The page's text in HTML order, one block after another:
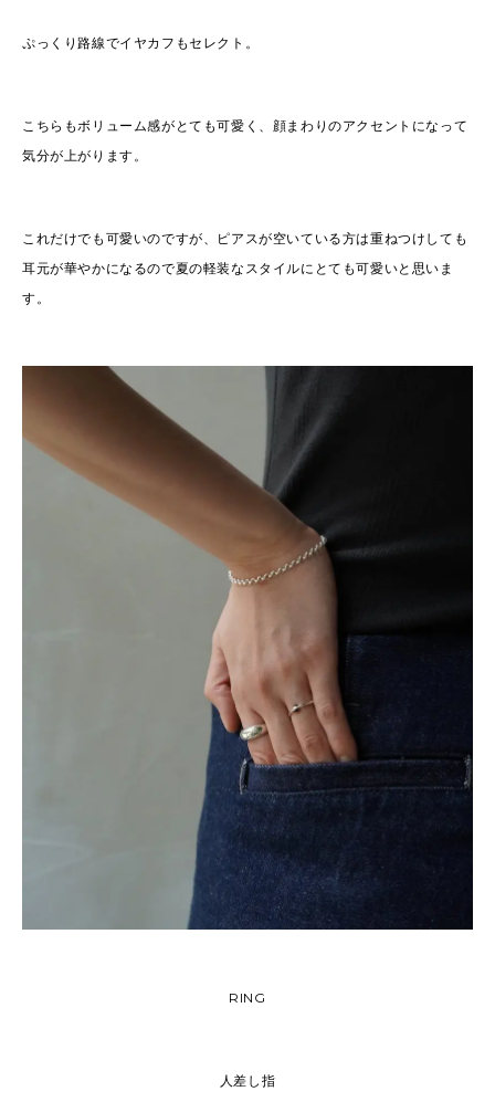
ぷっくり路線でイヤカフもセレクト。
こちらもボリューム感がとても可愛く、顔まわりのアクセントになって
気分が上がります。
これだけでも可愛いのですが、ピアスが空いている方は重ねつけしても
耳元が華やかになるので夏の軽装なスタイルにとても可愛いと思いま
す。
RING
人差し指